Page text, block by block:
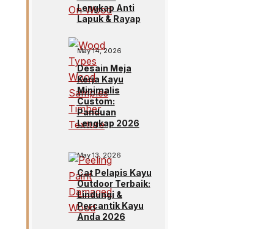
Lengkap Anti
Lapuk & Rayap
May 14, 2026
Desain Meja
Kerja Kayu
Minimalis
Custom:
Panduan
Lengkap 2026
May 13, 2026
Cat Pelapis Kayu
Outdoor Terbaik:
Lindungi &
Percantik Kayu
Anda 2026